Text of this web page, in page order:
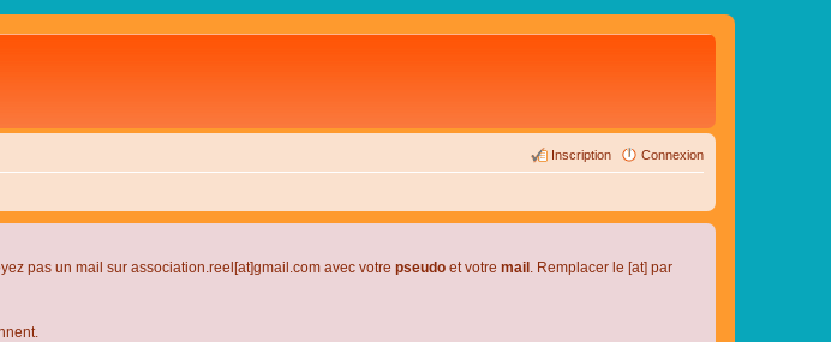
Connexion
Inscription
pas un mail sur association.reel[at]gmail.com avec votre pseudo et votre mail . Remplacer le [at] par